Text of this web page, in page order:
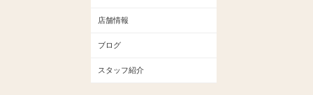
店舗情報
ブログ
スタッフ紹介